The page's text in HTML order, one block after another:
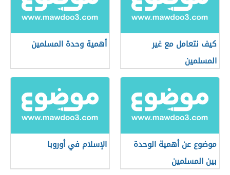
كيف نتعامل مع غير
المسلمين
أهمية وحدة المسلمين
موضوع عن أهمية الوحدة
بين المسلمين
الإسلام في أوروبا